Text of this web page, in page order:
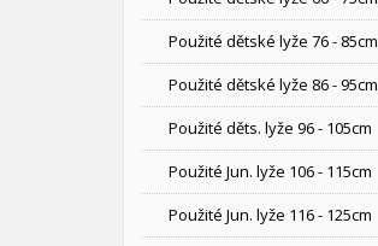
Použité dětské lyže 76 - 85cm
Použité dětské lyže 86 - 95cm
Použité děts. lyže 96 - 105cm
Použité Jun. lyže 106 - 115cm
Použité Jun. lyže 116 - 125cm